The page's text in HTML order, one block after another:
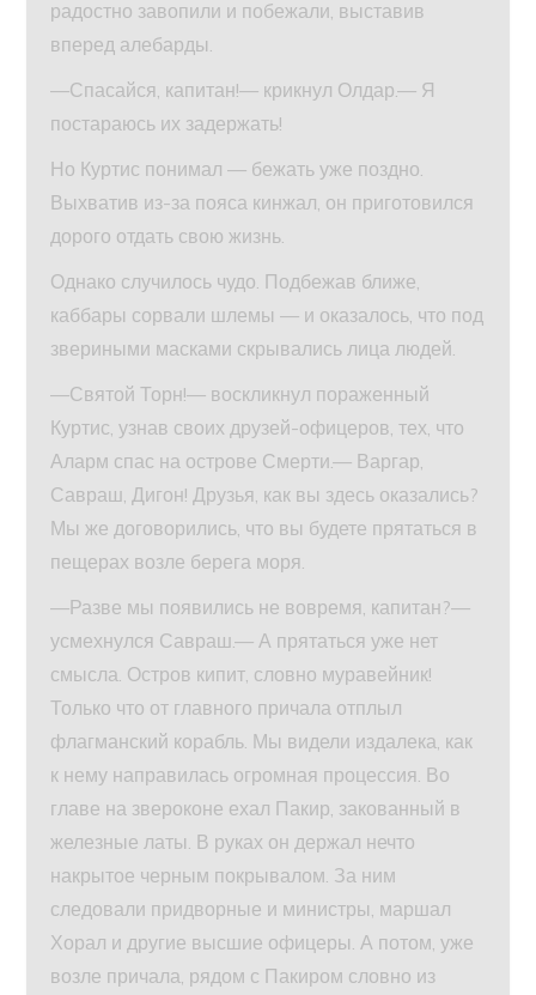
радостно завопили и побежали, выставив
вперед алебарды.
—Спасайся, капитан!— крикнул Олдар.— Я
постараюсь их задержать!
Но Куртис понимал — бежать уже поздно.
Выхватив из-за пояса кинжал, он приготовился
дорого отдать свою жизнь.
Однако случилось чудо. Подбежав ближе,
каббары сорвали шлемы — и оказалось, что под
звериными масками скрывались лица людей.
—Святой Торн!— воскликнул пораженный
Куртис, узнав своих друзей-офицеров, тех, что
Аларм спас на острове Смерти.— Варгар,
Савраш, Дигон! Друзья, как вы здесь оказались?
Мы же договорились, что вы будете прятаться в
пещерах возле берега моря.
—Разве мы появились не вовремя, капитан?—
усмехнулся Савраш.— А прятаться уже нет
смысла. Остров кипит, словно муравейник!
Только что от главного причала отплыл
флагманский корабль. Мы видели издалека, как
к нему направилась огромная процессия. Во
главе на звероконе ехал Пакир, закованный в
железные латы. В руках он держал нечто
накрытое черным покрывалом. За ним
следовали придворные и министры, маршал
Хорал и другие высшие офицеры. А потом, уже
возле причала, рядом с Пакиром словно из